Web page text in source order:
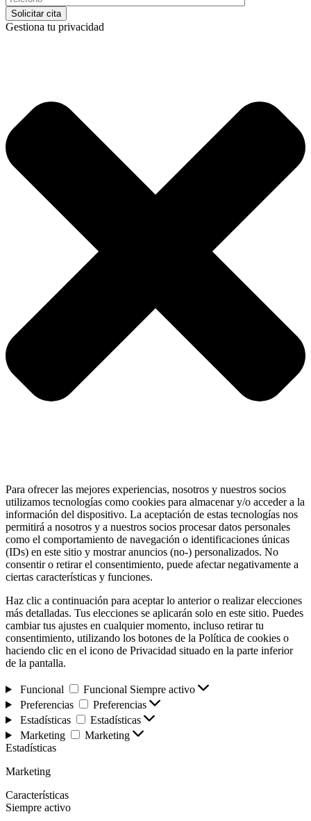
Gestiona tu privacidad
Para ofrecer las mejores experiencias, nosotros y nuestros socios
utilizamos tecnologías como cookies para almacenar y/o acceder a la
información del dispositivo. La aceptación de estas tecnologías nos
permitirá a nosotros y a nuestros socios procesar datos personales
como el comportamiento de navegación o identificaciones únicas
(IDs) en este sitio y mostrar anuncios (no-) personalizados. No
consentir o retirar el consentimiento, puede afectar negativamente a
ciertas características y funciones.
Haz clic a continuación para aceptar lo anterior o realizar elecciones
más detalladas. Tus elecciones se aplicarán solo en este sitio. Puedes
cambiar tus ajustes en cualquier momento, incluso retirar tu
consentimiento, utilizando los botones de la Política de cookies o
haciendo clic en el icono de Privacidad situado en la parte inferior
de la pantalla.
Funcional Funcional Siempre activo
Preferencias
Preferencias
Estadísticas
Estadísticas
Marketing
Marketing
Estadísticas
Marketing
Características
Siempre activo